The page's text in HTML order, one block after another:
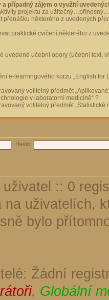
a případný zájem o využití
projektu za
přenášku některého z uvedených
praktické cvičení některého z
uvedené učební opory (učební text,
e-learningového kurzu „English for
volitelný předmět „Aplikované
v laboratorní medicíně“ ?
volitelný předmět „Statistické
Heslo:
uživatel :: 0
na uživatelích,
bylo
Žádní
, Globální